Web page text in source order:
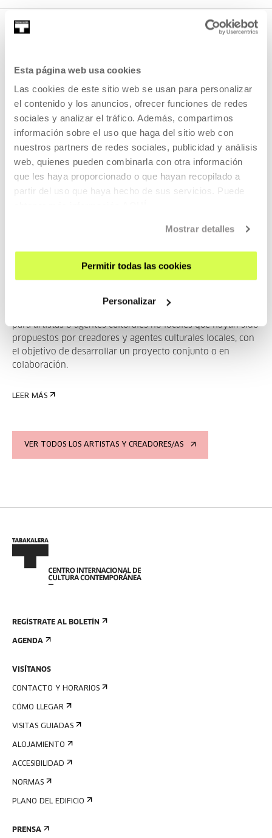
Esta página web usa cookies
Las cookies de este sitio web se usan para personalizar
el contenido y los anuncios, ofrecer funciones de redes
sociales y analizar el tráfico. Además, compartimos
información sobre el uso que haga del sitio web con
nuestros partners de redes sociales, publicidad y análisis
web, quienes pueden combinarla con otra información
que les haya proporcionado o que hayan recopilado a
partir del uso que haya hecho de sus servicios. Puede
Mostrar detalles
Permitir todas las cookies
Personalizar
ACTIVIDADES EN LAS QUE HA
PARTICIPADO
ANTERIORES
2015
Convocatoria de Residencia
para artistas o agentes culturales no locales que hayan sido
propuestos por creadores y agentes culturales locales, con
el objetivo de desarrollar un proyecto conjunto o en
colaboración.
LEER MÁS
VER TODOS LOS ARTISTAS Y CREADORES/AS
REGÍSTRATE AL BOLETÍN
AGENDA
VISÍTANOS
CONTACTO Y HORARIOS
CÓMO LLEGAR
VISITAS GUIADAS
ALOJAMIENTO
ACCESIBILIDAD
NORMAS
PLANO DEL EDIFICIO
PRENSA